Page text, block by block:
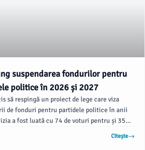
suspendarea fondurilor pentru
politice în 2026 și 2027
să respingă un proiect de lege care viza
de fonduri pentru partidele politice în anii
a fost luată cu 74 de voturi pentru și 35
Citește